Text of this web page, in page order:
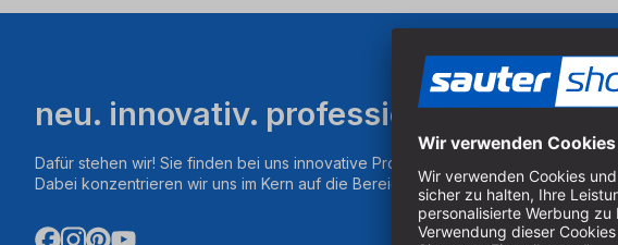
neu. innovativ. professionell.
Dafür stehen wir! Sie finden bei uns innovative Produkte aus der Holzbearbeitung.
Dabei konzentrieren wir uns im Kern auf die Bereiche Fräsen, Sägen und Bohren.